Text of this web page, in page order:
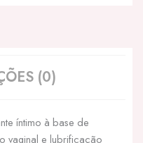
(0)
íntimo à base de
vaginal e lubrificação